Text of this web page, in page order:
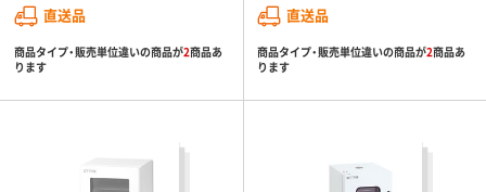
直送品
商品タイプ・販売単位違いの商品が2商品あ
ります
直送品
商品タイプ・販売単位違いの商品が2商品あ
ります